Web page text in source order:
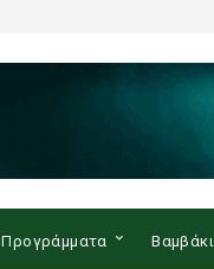
Προγράμματα Βαμβάκι